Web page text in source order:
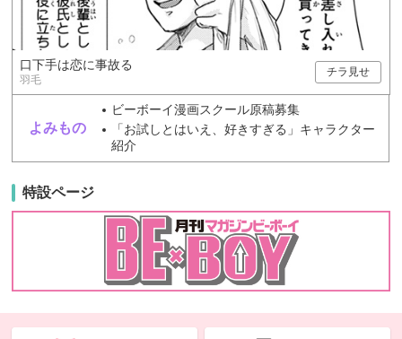
口下手は恋に事故る
羽毛
チラ見せ
よみもの
ビーボーイ漫画スクール原稿募集
「お試しとはいえ、好きすぎる」キャラクター
紹介
特設ページ